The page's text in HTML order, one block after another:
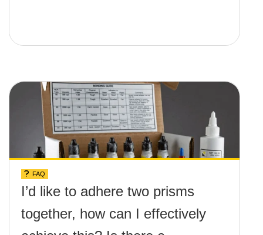
FAQ
I’d like to adhere two prisms
together, how can I effectively